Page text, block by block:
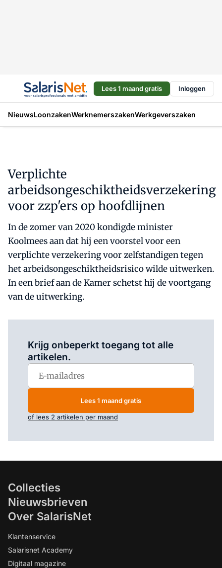
Lees 1 maand gratis Inloggen
NieuwsLoonzakenWerknemerszakenWerkgeverszaken
Verplichte
arbeidsongeschiktheidsverzekering
voor zzp'ers op hoofdlijnen
In de zomer van 2020 kondigde minister
Koolmees aan dat hij een voorstel voor een
verplichte verzekering voor zelfstandigen tegen
het arbeidsongeschiktheidsrisico wilde uitwerken.
In een brief aan de Kamer schetst hij de voortgang
van de uitwerking.
Krijg onbeperkt toegang tot alle
artikelen.
Lees 1 maand gratis
of lees 2 artikelen per maand
Collecties
Nieuwsbrieven
Over SalarisNet
Klantenservice
Salarisnet Academy
Digitaal magazine